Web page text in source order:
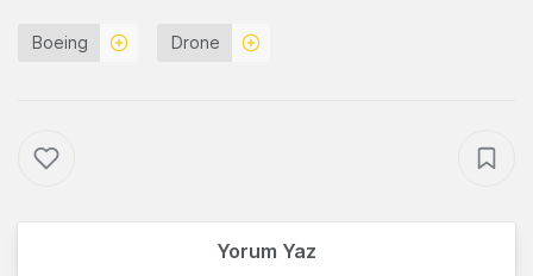
Boeing Drone
Yorum Yaz